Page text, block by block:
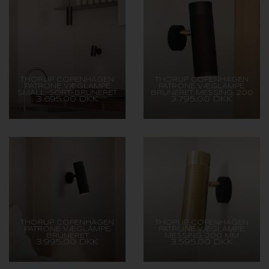
THORUP COPENHAGEN
PATRONE VÆGLAMPE
SMALL, SORT-BRUNERET
MESSING/MØRK, 120 MM
3.695,00 DKK
THORUP COPENHAGEN
PATRONE VÆGLAMPE,
BRUNERET MESSING, 200
MM
3.795,00 DKK
THORUP COPENHAGEN
PATRONE VÆGLAMPE,
BRUNERET
MESSING/MØRK, 200 MM
3.995,00 DKK
THORUP COPENHAGEN
PATRONE VÆGLAMPE,
3.595,00 DKK